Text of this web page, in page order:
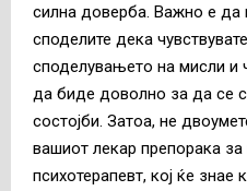
силна доверба. Важно е да
споделите дека
споделувањето на мисли и
да биде доволно за да се
состојби. Затоа, не
вашиот лекар препорака за
психотерапевт, кој ќе знае